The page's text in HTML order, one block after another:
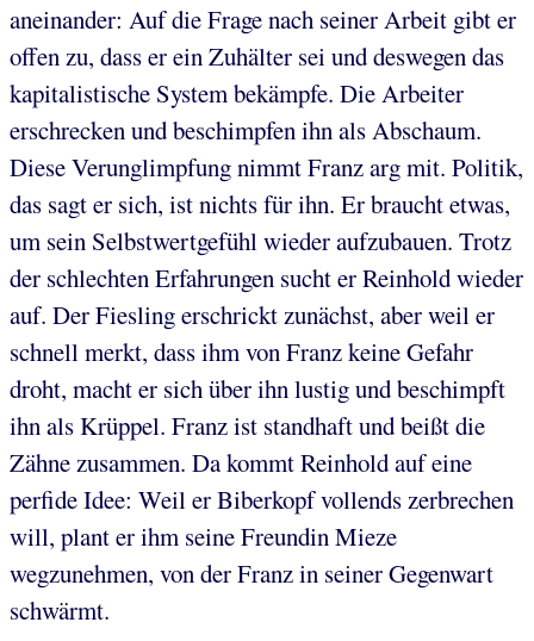
aneinander: Auf die Frage nach seiner Arbeit gibt er
offen zu, dass er ein Zuhälter sei und deswegen das
kapitalistische System bekämpfe. Die Arbeiter
erschrecken und beschimpfen ihn als Abschaum.
Diese Verunglimpfung nimmt Franz arg mit. Politik,
das sagt er sich, ist nichts für ihn. Er braucht etwas,
um sein Selbstwertgefühl wieder aufzubauen. Trotz
der schlechten Erfahrungen sucht er Reinhold wieder
auf. Der Fiesling erschrickt zunächst, aber weil er
schnell merkt, dass ihm von Franz keine Gefahr
droht, macht er sich über ihn lustig und beschimpft
ihn als Krüppel. Franz ist standhaft und beißt die
Zähne zusammen. Da kommt Reinhold auf eine
perfide Idee: Weil er Biberkopf vollends zerbrechen
will, plant er ihm seine Freundin Mieze
wegzunehmen, von der Franz in seiner Gegenwart
schwärmt.